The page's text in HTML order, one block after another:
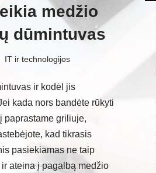
medžio
dūmintuvas
IT ir technologijos
ir kodėl jis
kada nors bandėte rūkyti
paprastame griliuje,
kad tikrasis
pasiekiamas ne taip
ir ateina į pagalbą medžio